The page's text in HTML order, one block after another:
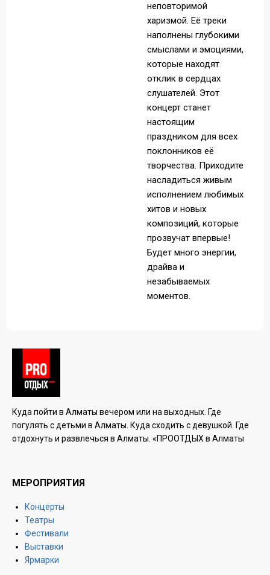
неповторимой
харизмой. Её треки
наполнены глубокими
смыслами и эмоциями,
которые находят
отклик в сердцах
слушателей. Этот
концерт станет
настоящим
праздником для всех
поклонников её
творчества. Приходите
насладиться живым
исполнением любимых
хитов и новых
композиций, которые
прозвучат впервые!
Будет много энергии,
драйва и
незабываемых
моментов.
Куда пойти в Алматы вечером или на выходных. Где
погулять с детьми в Алматы. Куда сходить с девушкой. Где
отдохнуть и развлечься в Алматы. «ПРООТДЫХ в Алматы
МЕРОПРИЯТИЯ
Концерты
Театры
Фестивали
Выставки
Ярмарки